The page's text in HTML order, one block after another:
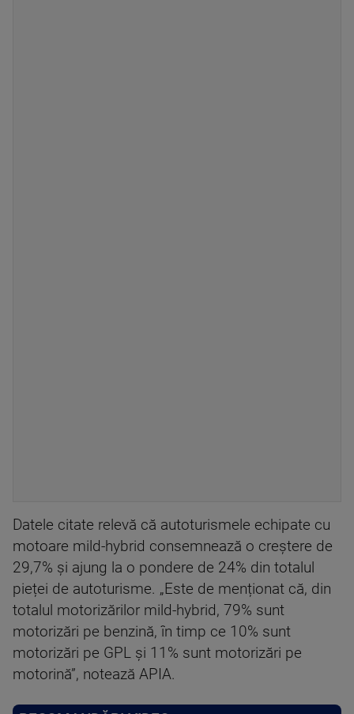
Datele citate relevă că autoturismele echipate cu
motoare mild-hybrid consemnează o creștere de
29,7% și ajung la o pondere de 24% din totalul
pieței de autoturisme. „Este de menționat că, din
totalul motorizărilor mild-hybrid, 79% sunt
motorizări pe benzină, în timp ce 10% sunt
motorizări pe GPL și 11% sunt motorizări pe
motorină”, notează APIA.